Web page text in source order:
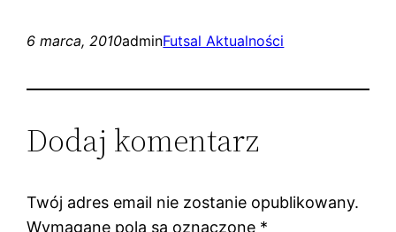
6 marca, 2010adminFutsal Aktualności
Dodaj komentarz
Twój adres email nie zostanie opublikowany.
Wymagane pola są oznaczone *